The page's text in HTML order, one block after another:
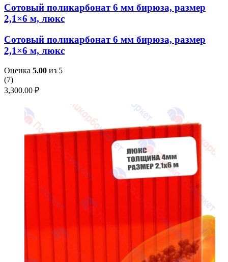
Сотовый поликарбонат 6 мм бирюза, размер
2,1×6 м, люкс
Сотовый поликарбонат 6 мм бирюза, размер
2,1×6 м, люкс
Оценка 5.00 из 5
(7)
3,300.00 ₽